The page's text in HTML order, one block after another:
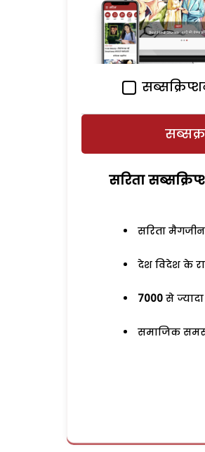
सरिता
सरिता
देश विदेश के
7000 से
समाजिक